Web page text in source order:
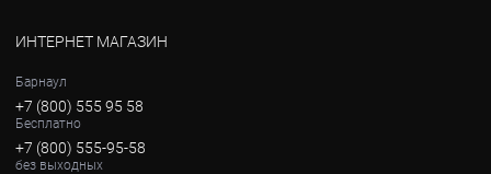
ИНТЕРНЕТ МАГАЗИН
Барнаул
+7 (800) 555 95 58
Бесплатно
+7 (800) 555-95-58
без выходных